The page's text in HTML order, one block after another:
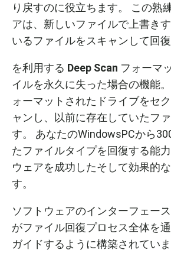
り戻すのに役立ちます。 この熟
アは、新しいファイルで上書き
いるファイルをスキャンして回復
を利用する Deep Scan フォーマ
イルを永久に失った場合の機能
ォーマットされたドライブをセ
ャンし、以前に存在していたフ
す。 あなたのWindowsPCから
たファイルタイプを回復する能
ウェアを成功したそして効果的
す。
ソフトウェアのインターフェー
がファイル回復プロセス全体を
ガイドするように構築されてい